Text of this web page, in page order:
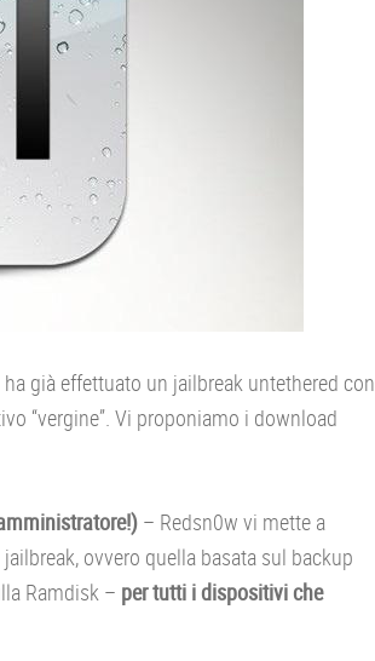
già effettuato un jailbreak untethered con
“vergine”. Vi proponiamo i download
– Redsn0w vi mette a
ovvero quella basata sul backup
Ramdisk – per tutti i dispositivi che